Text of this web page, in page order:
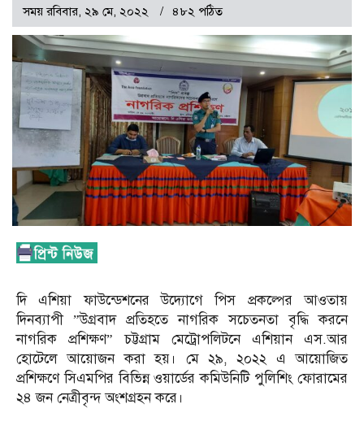
সময় রবিবার, ২৯ মে, ২০২২ ৪৮২ পঠিত
দি এশিয়া ফাউন্ডেশনের উদ্যোগে পিস প্রকল্পের আওতায়
দিনব্যাপী ”উগ্রবাদ প্রতিহতে নাগরিক সচেতনতা বৃদ্ধি করনে
নাগরিক প্রশিক্ষণ” চট্টগ্রাম মেট্রোপলিটনে এশিয়ান এস.আর
হোটেলে আয়োজন করা হয়। মে ২৯, ২০২২ এ আয়োজিত
প্রশিক্ষণে সিএমপির বিভিন্ন ওয়ার্ডের কমিউনিটি পুলিশিং ফোরামের
২৪ জন নেত্রীবৃন্দ অংশগ্রহন করে।